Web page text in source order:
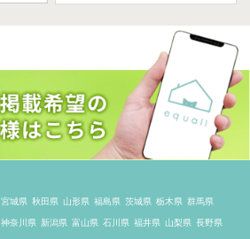
宮城県 秋田県 山形県 福島県 茨城県 栃木県 群馬県
神奈川県 新潟県 富山県 石川県 福井県 山梨県 長野県